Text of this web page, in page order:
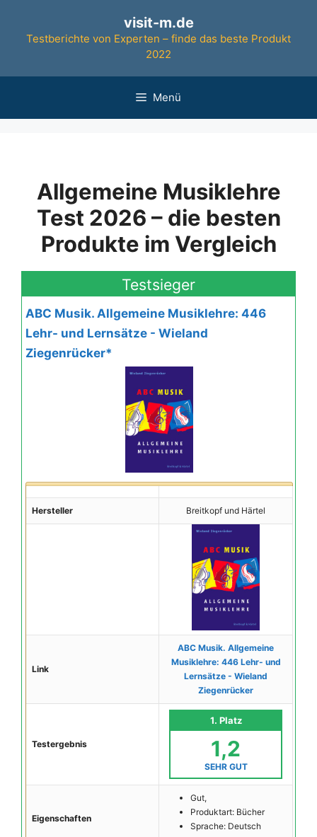
springen
visit-m.de
Testberichte von Experten – finde das beste Produkt
2022
Menü
Allgemeine Musiklehre
Test 2026 – die besten
Produkte im Vergleich
Testsieger
ABC Musik. Allgemeine Musiklehre: 446
Lehr- und Lernsätze - Wieland
Ziegenrücker*
Hersteller Breitkopf und Härtel
Link
ABC Musik. Allgemeine
Musiklehre: 446 Lehr- und
Lernsätze - Wieland
Ziegenrücker
Testergebnis
1. Platz
1,2
SEHR GUT
Eigenschaften
Gut,
Produktart: Bücher
Sprache: Deutsch